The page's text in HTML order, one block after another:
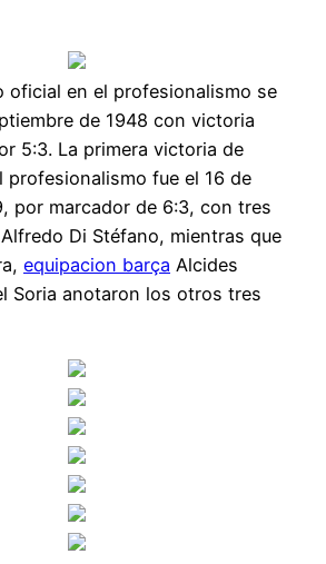
oficial en el profesionalismo se
de 1948 con victoria
5:3. La primera victoria de
profesionalismo fue el 16 de
por marcador de 6:3, con tres
Di Stéfano, mientras que
equipacion barça Alcides
Soria anotaron los otros tres